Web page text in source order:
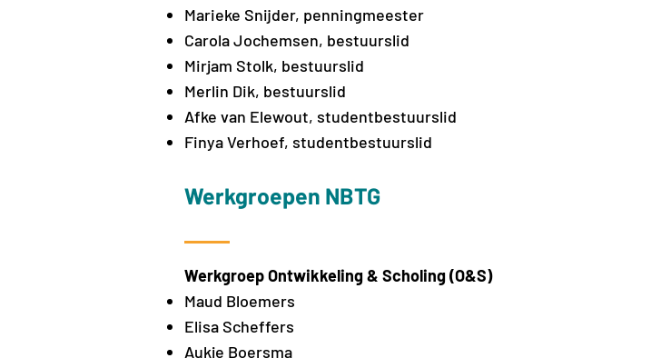
Marieke Snijder, penningmeester
Carola Jochemsen, bestuurslid
Mirjam Stolk, bestuurslid
Merlin Dik, bestuurslid
Afke van Elewout, studentbestuurslid
Finya Verhoef, studentbestuurslid
Werkgroepen NBTG
Werkgroep Ontwikkeling & Scholing (O&S)
Maud Bloemers
Elisa Scheffers
Aukje Boersma